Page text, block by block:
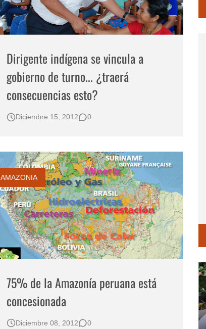
Dirigente indígena se vincula a
gobierno de turno... ¿traerá
consecuencias esto?
Diciembre 15, 2012 0
AMAZONIA
75% de la Amazonía peruana está
concesionada
Diciembre 08, 2012 0